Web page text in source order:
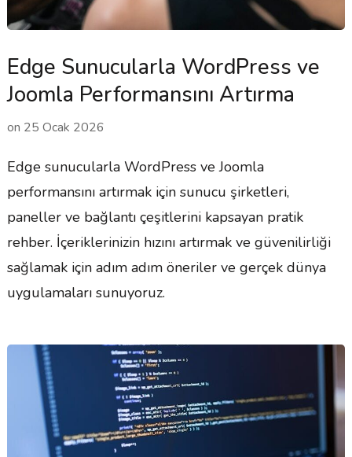
Edge Sunucularla WordPress ve
Joomla Performansını Artırma
on 25 Ocak 2026
Edge sunucularla WordPress ve Joomla
performansını artırmak için sunucu şirketleri,
paneller ve bağlantı çeşitlerini kapsayan pratik
rehber. İçeriklerinizin hızını artırmak ve güvenilirliği
sağlamak için adım adım öneriler ve gerçek dünya
uygulamaları sunuyoruz.